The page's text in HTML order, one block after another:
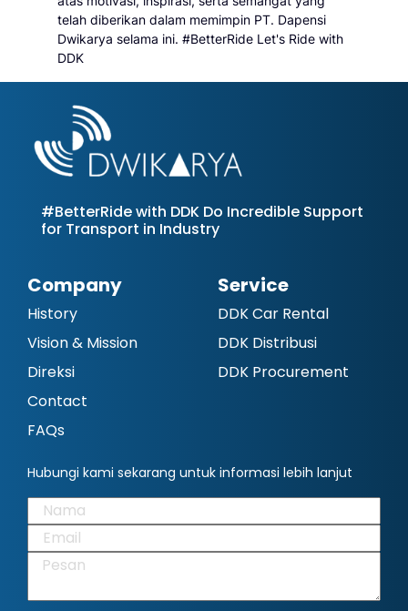
telah diberikan dalam memimpin PT. Dapensi
Dwikarya selama ini. #BetterRide Let's Ride with
DDK
#BetterRide with DDK Do Incredible Support
for Transport in Industry
Company
History
Vision & Mission
Direksi
Contact
FAQs
Service
DDK Car Rental
DDK Distribusi
DDK Procurement
Hubungi kami sekarang untuk informasi lebih lanjut